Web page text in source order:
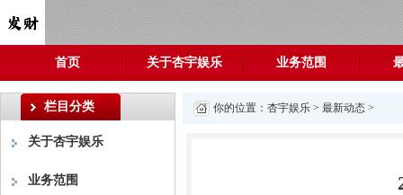
首页 关于杏宇娱乐 业务范围
栏目分类
关于杏宇娱乐
业务范围
你的位置： 杏宇娱乐 > 最新动态 >